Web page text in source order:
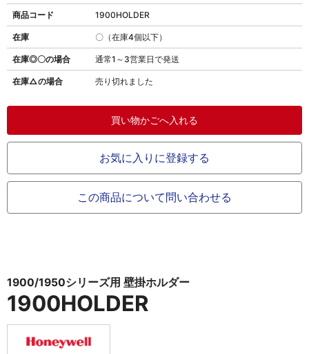
商品コード 1900HOLDER
在庫◎〇の場合 通常1～3営業日で発送
在庫△の場合 売り切れました
在庫 〇（在庫4個以下）
お気に入りに登録する
この商品について問い合わせる
1900/1950シリーズ用 壁掛ホルダー
1900HOLDER